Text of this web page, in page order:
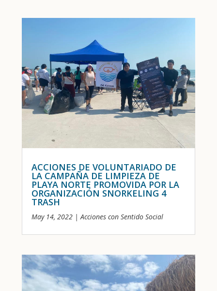
ACCIONES DE VOLUNTARIADO DE
LA CAMPAÑA DE LIMPIEZA DE
PLAYA NORTE PROMOVIDA POR LA
ORGANIZACIÓN SNORKELING 4
TRASH
May 14, 2022|Acciones con Sentido Social